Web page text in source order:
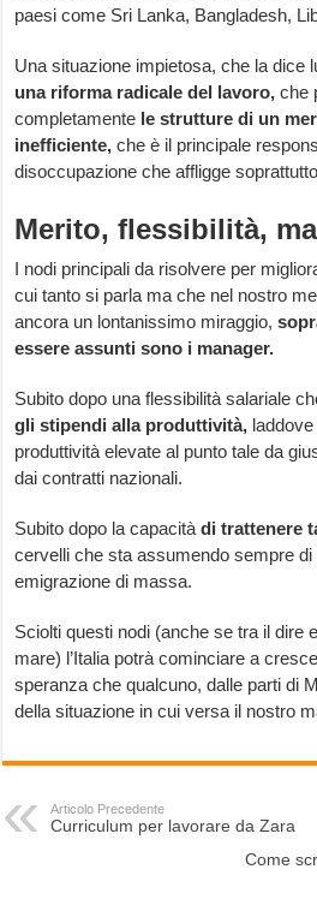
paesi come Sri Lanka, Bangladesh,
Una situazione impietosa, che la dice
una riforma radicale del lavoro,che
completamente le strutture di un
inefficiente,che è il principale
disoccupazione che affligge soprattutto
Merito, flessibilità,
I nodi principali da risolvere per
cui tanto si parla ma che nel nostro
ancora un lontanissimo miraggio,
essere assunti sono i manager.
Subito dopo una flessibilità salariale
gli stipendi alla produttività,
produttività elevate al punto tale da
dai contratti nazionali.
Subito dopo la capacitàdi trattenere
cervelli che sta assumendo sempre di
emigrazione di massa.
Sciolti questi nodi (anche se tra il dire
mare) l’Italia potrà cominciare a
speranza che qualcuno, dalle parti di
della situazione in cui versa il nostro
Articolo Precedente
Curriculum per lavorare da Zara
Come